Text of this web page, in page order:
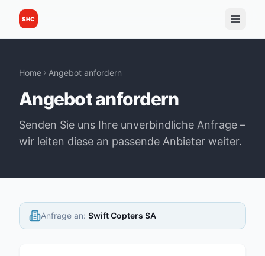
SHC
Home Angebot anfordern
Angebot anfordern
Senden Sie uns Ihre unverbindliche Anfrage –
wir leiten diese an passende Anbieter weiter.
Anfrage an: Swift Copters SA